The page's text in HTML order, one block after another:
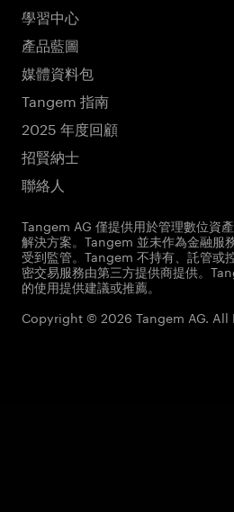
學習中心
產品藍圖
媒體資料包
Tangem 指南
2025 年度回顧
招賢納士
聯絡人
Tangem AG 僅提供用於管理數位資
解決方案。Tangem 並未作為金融服
受到監管。Tangem 不持有、託管或
密交易服務由第三方提供商提供。
的使用提供建議或推薦。